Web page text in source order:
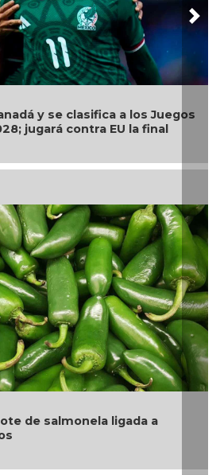
se clasifica a los Juegos
contra EU la final
salmonela ligada a